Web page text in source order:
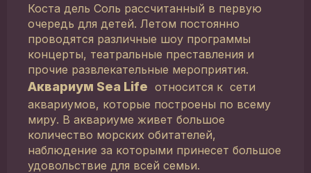
Коста дель Соль рассчитанный в первую
очередь для детей. Летом постоянно
проводятся различные шоу программы
концерты, театральные преставления и
прочие развлекательные мероприятия.
Аквариум Sea Life относится к сети
аквариумов, которые построены по всему
миру. В аквариуме живет большое
количество морских обитателей,
наблюдение за которыми принесет большое
удовольствие для всей семьи.